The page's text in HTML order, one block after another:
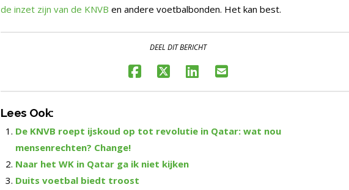
de inzet zijn van de KNVB en andere voetbalbonden. Het kan best.
DEEL DIT BERICHT
Lees Ook:
De KNVB roept ijskoud op tot revolutie in Qatar: wat nou
mensenrechten? Change!
Naar het WK in Qatar ga ik niet kijken
Duits voetbal biedt troost